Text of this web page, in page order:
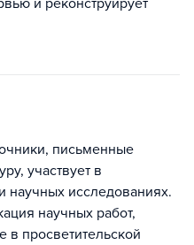
письменные
участвует в
научных исследованиях.
научных работ,
в просветительской